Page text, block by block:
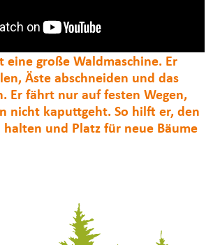
eine große Waldmaschine. Er
Äste abschneiden und das
Er fährt nur auf festen Wegen,
nicht kaputtgeht. So hilft er, den
halten und Platz für neue Bäume